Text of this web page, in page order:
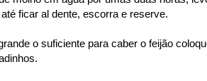
ficar al dente, escorra e reserve.
o suficiente para caber o feijão